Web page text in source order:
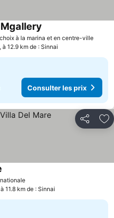
à la marina et en centre-ville
à 12.9 km de : Sinnai
Consulter les prix
Partager
11.8 km de : Sinnai